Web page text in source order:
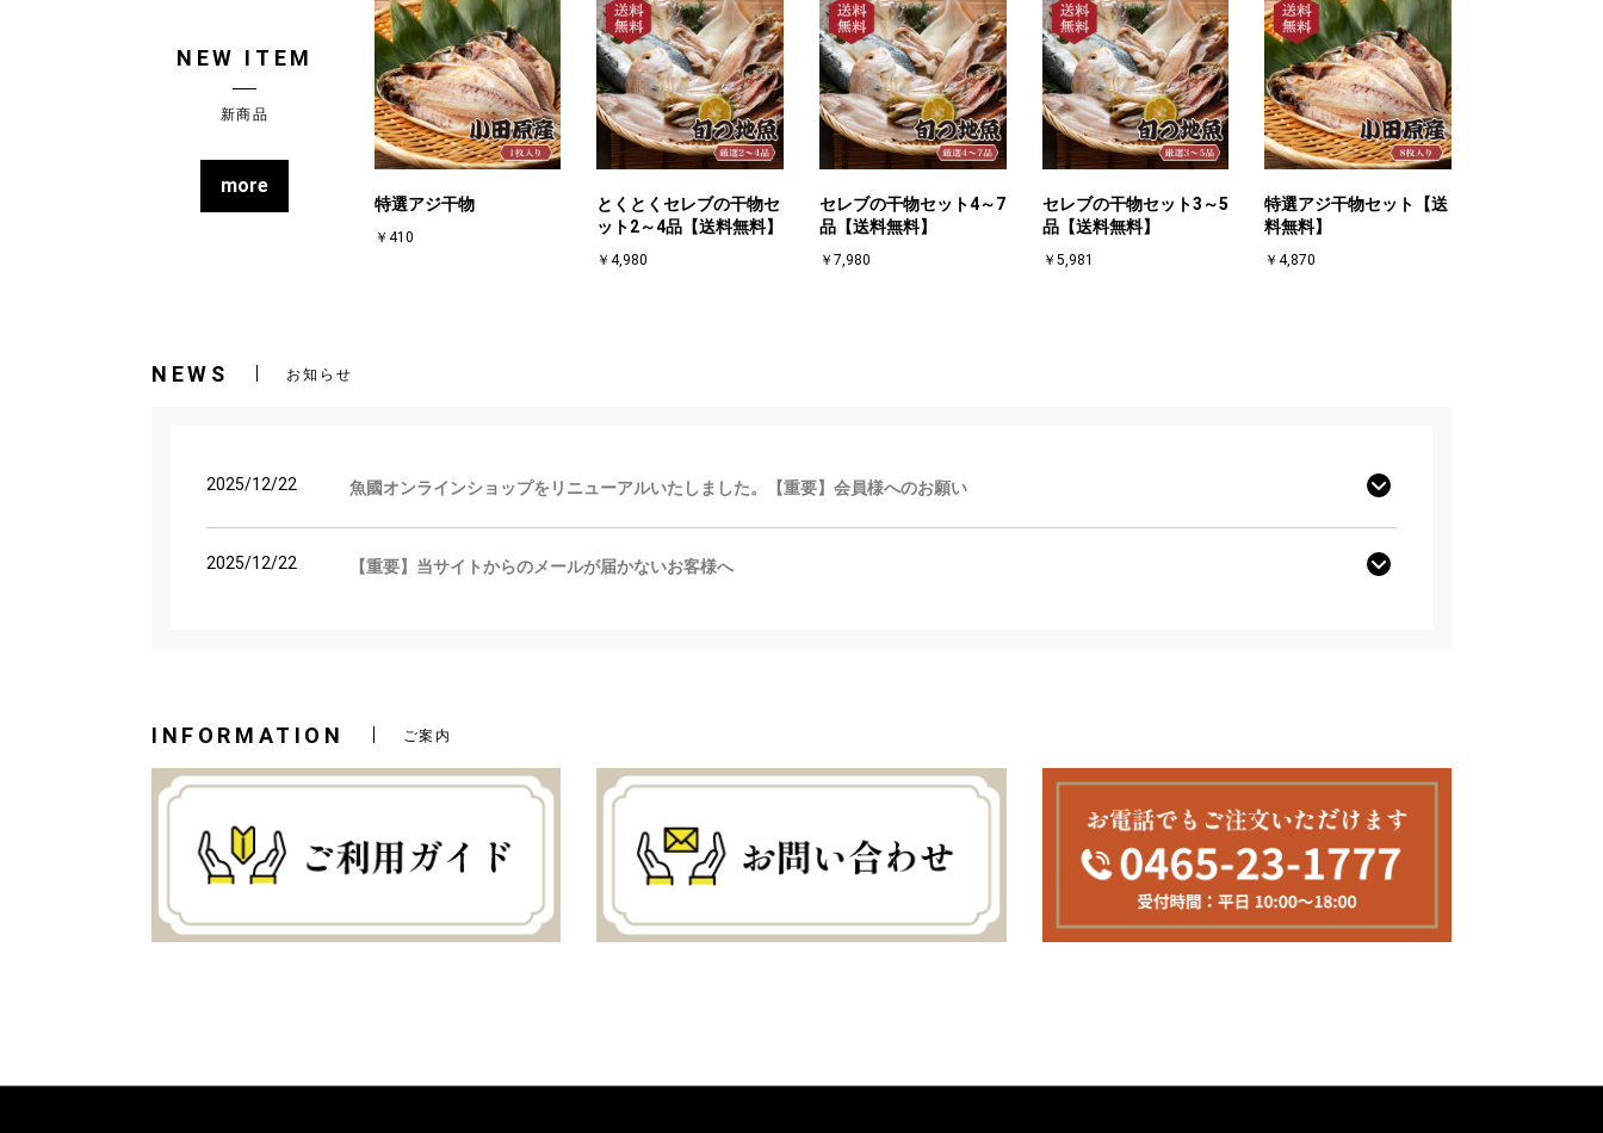
NEW ITEM
新商品
more
特選アジ干物
￥410
とくとくセレブの干物セ
ット2～4品【送料無料】
￥4,980
セレブの干物セット4～7
品【送料無料】
￥7,980
セレブの干物セット3～5
品【送料無料】
￥5,981
特選アジ干物セット【送
料無料】
￥4,870
NEWS お知らせ
2025/12/22 魚國オンラインショップをリニューアルいたしました。【重要】会員様へのお願い
2025/12/22 【重要】当サイトからのメールが届かないお客様へ
INFORMATION ご案内